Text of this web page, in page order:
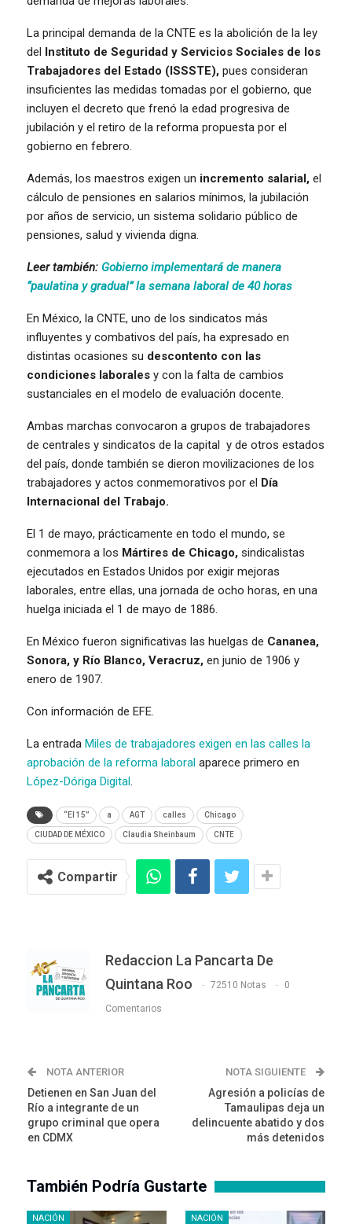
La principal demanda de la CNTE es la abolición de la ley
del Instituto de Seguridad y Servicios Sociales de los
Trabajadores del Estado (ISSSTE), pues consideran
insuficientes las medidas tomadas por el gobierno, que
incluyen el decreto que frenó la edad progresiva de
jubilación y el retiro de la reforma propuesta por el
gobierno en febrero.
Además, los maestros exigen un incremento salarial, el
cálculo de pensiones en salarios mínimos, la jubilación
por años de servicio, un sistema solidario público de
pensiones, salud y vivienda digna.
Leer también: Gobierno implementará de manera
“paulatina y gradual” la semana laboral de 40 horas
En México, la CNTE, uno de los sindicatos más
influyentes y combativos del país, ha expresado en
distintas ocasiones su descontento con las
condiciones laborales y con la falta de cambios
sustanciales en el modelo de evaluación docente.
Ambas marchas convocaron a grupos de trabajadores
de centrales y sindicatos de la capital y de otros estados
del país, donde también se dieron movilizaciones de los
trabajadores y actos conmemorativos por el Día
Internacional del Trabajo.
El 1 de mayo, prácticamente en todo el mundo, se
conmemora a los Mártires de Chicago, sindicalistas
ejecutados en Estados Unidos por exigir mejoras
laborales, entre ellas, una jornada de ocho horas, en una
huelga iniciada el 1 de mayo de 1886.
En México fueron significativas las huelgas de Cananea,
Sonora, y Río Blanco, Veracruz, en junio de 1906 y
enero de 1907.
Con información de EFE.
La entrada Miles de trabajadores exigen en las calles la
aprobación de la reforma laboral aparece primero en
López-Dóriga Digital.
“El 15” a AGT calles Chicago
CIUDAD DE MÉXICO Claudia Sheinbaum CNTE
Compartir
Redaccion La Pancarta De
Quintana Roo
72510 Notas 0
Comentarios
NOTA ANTERIOR
Detienen en San Juan del
Río a integrante de un
grupo criminal que opera
en CDMX
NOTA SIGUIENTE
Agresión a policías de
Tamaulipas deja un
delincuente abatido y dos
más detenidos
También Podría Gustarte
NACIÓN NACIÓN